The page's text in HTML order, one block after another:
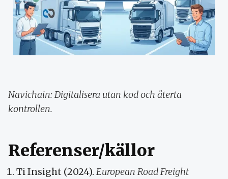
Navichain: Digitalisera utan kod och återta
kontrollen.
Referenser/källor
Ti Insight (2024). European Road Freight